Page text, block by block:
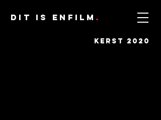
DIT IS ENFILM .
KERST 2020